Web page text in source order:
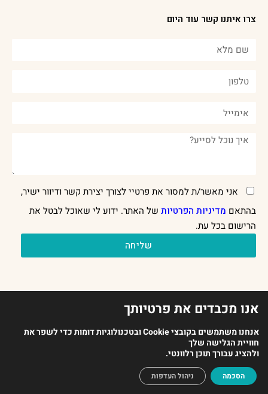
צרו איתנו קשר עוד היום
אני מאשר/ת למסור את פרטיי לצורך יצירת קשר ודיוור ישיר,
בהתאם מדיניות הפרטיות של האתר. ידוע לי שאוכל לבטל את
הרישום בכל עת.
שליחה
2023 כל הזכויות שמורות לארגון מנתחי ההתנהגות בישראל |
עיצוב אתר Oish Studio | בניית אתר
אנו מכבדים את פרטיותך
אנחנו משתמשים בקובצי Cookie ובטכנולוגיות דומות כדי לשפר את
חוויית הגלישה שלך
ולהציג עבורך תוכן רלוונטי.
הסכמה ניהול העדפות